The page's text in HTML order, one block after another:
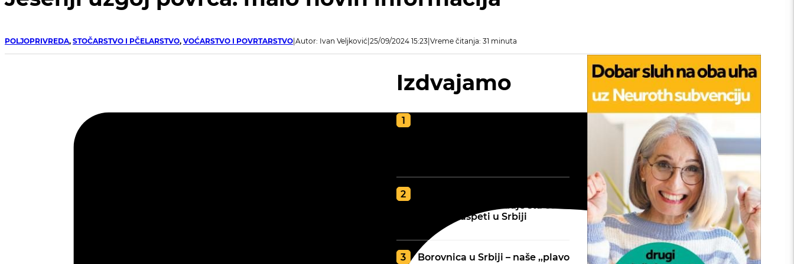
POLJOPRIVREDA, STOČARSTVO I PČELARSTVO, VOĆARSTVO I POVRTARSTVO Autor: Ivan Veljković 25/09/2024 15:23 Vreme čitanja: 31 minuta
Izdvajamo
tip zemljišta određuje šta će
najbolje uspeti u Srbiji
Borovnica u Srbiji – naše ,,plavo